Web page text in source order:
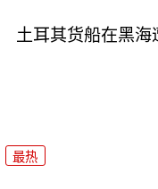
土耳其货船在黑
最热